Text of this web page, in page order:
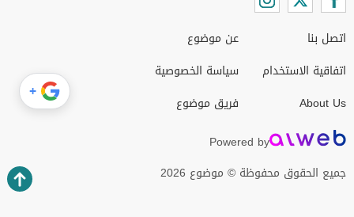
اتصل بنا
اتفاقية الاستخدام
About Us
عن موضوع
سياسة الخصوصية
فريق موضوع
Powered by
جميع الحقوق محفوظة © موضوع 2026
+